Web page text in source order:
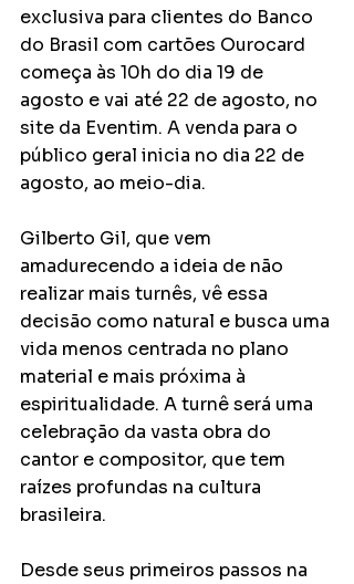
exclusiva para clientes do Banco
do Brasil com cartões Ourocard
começa às 10h do dia 19 de
agosto e vai até 22 de agosto, no
site da Eventim. A venda para o
público geral inicia no dia 22 de
agosto, ao meio-dia.
Gilberto Gil, que vem
amadurecendo a ideia de não
realizar mais turnês, vê essa
decisão como natural e busca uma
vida menos centrada no plano
material e mais próxima à
espiritualidade. A turnê será uma
celebração da vasta obra do
cantor e compositor, que tem
raízes profundas na cultura
brasileira.
Desde seus primeiros passos na